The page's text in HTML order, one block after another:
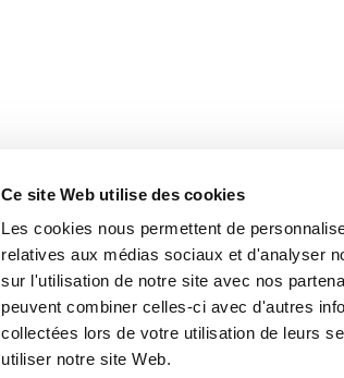
Ce site Web utilise des cookies
Les cookies nous permettent de
relatives aux médias sociaux et d'analyser
sur l'utilisation de notre site avec nos
peuvent combiner celles-ci avec d'autres
collectées lors de votre utilisation de leurs
utiliser notre site Web.